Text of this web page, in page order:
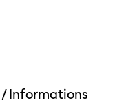
/Informations